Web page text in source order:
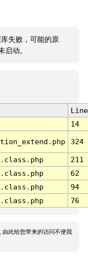
失败，可能的原
启动。
Line
14
324
211
62
94
76
由此给您带来的访问不便我